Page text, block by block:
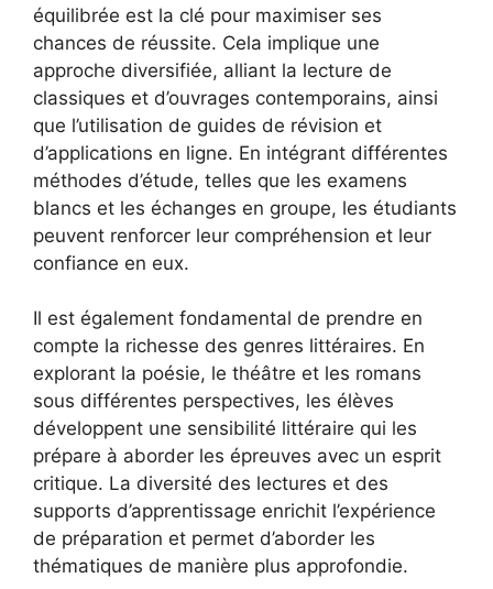
équilibrée est la clé pour maximiser ses
chances de réussite. Cela implique une
approche diversifiée, alliant la lecture de
classiques et d’ouvrages contemporains, ainsi
que l’utilisation de guides de révision et
d’applications en ligne. En intégrant différentes
méthodes d’étude, telles que les examens
blancs et les échanges en groupe, les étudiants
peuvent renforcer leur compréhension et leur
confiance en eux.
Il est également fondamental de prendre en
compte la richesse des genres littéraires. En
explorant la poésie, le théâtre et les romans
sous différentes perspectives, les élèves
développent une sensibilité littéraire qui les
prépare à aborder les épreuves avec un esprit
critique. La diversité des lectures et des
supports d’apprentissage enrichit l’expérience
de préparation et permet d’aborder les
thématiques de manière plus approfondie.